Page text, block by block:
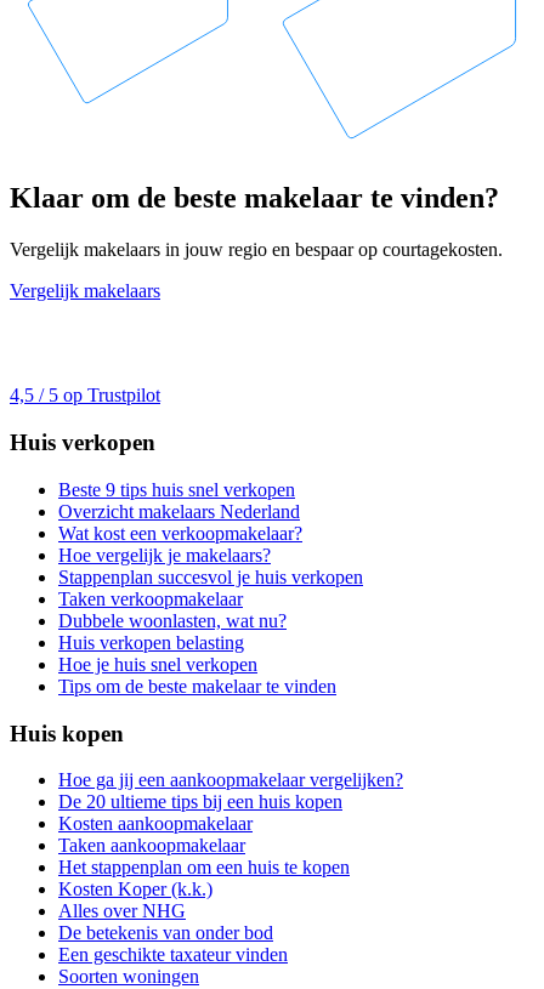
Klaar om de beste makelaar te vinden?
Vergelijk makelaars in jouw regio en bespaar op courtagekosten.
Vergelijk makelaars
4,5 / 5 op Trustpilot
Huis verkopen
Beste 9 tips huis snel verkopen
Overzicht makelaars Nederland
Wat kost een verkoopmakelaar?
Hoe vergelijk je makelaars?
Stappenplan succesvol je huis verkopen
Taken verkoopmakelaar
Dubbele woonlasten, wat nu?
Huis verkopen belasting
Hoe je huis snel verkopen
Tips om de beste makelaar te vinden
Huis kopen
Hoe ga jij een aankoopmakelaar vergelijken?
De 20 ultieme tips bij een huis kopen
Kosten aankoopmakelaar
Taken aankoopmakelaar
Het stappenplan om een huis te kopen
Kosten Koper (k.k.)
Alles over NHG
De betekenis van onder bod
Een geschikte taxateur vinden
Soorten woningen